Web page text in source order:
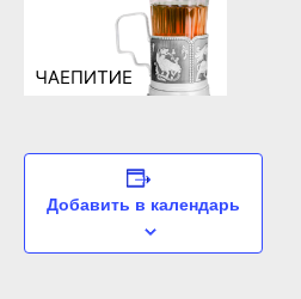
Добавить в календарь